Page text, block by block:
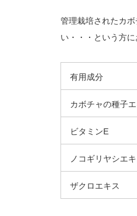
管理栽培されたカ
い・・・という方に
有用成分
カボチャの種子
ビタミンE
ノコギリヤシエ
ザクロエキス